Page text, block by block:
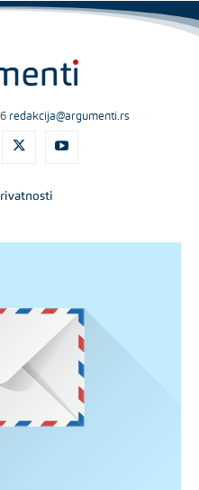
redakcija@argumenti.rs